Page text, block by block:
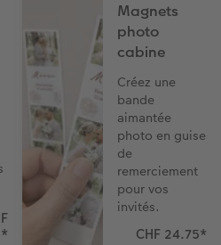
*
Magnets
photo
cabine
Créez une
bande
aimantée
photo en guise
de
remerciement
pour vos
invités.
CHF 24.75*